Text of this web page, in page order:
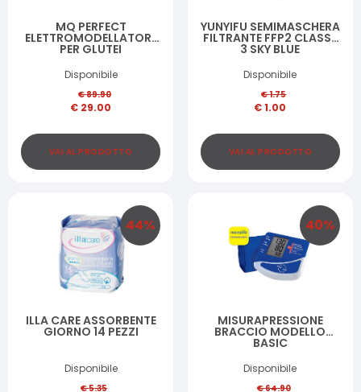
MQ PERFECT
ELETTROMODELLATORE
PER GLUTEI
Disponibile
€89.90
€ 29.00
VAI AL PRODOTTO
YUNYIFU SEMIMASCHERA
FILTRANTE FFP2 CLASSE
3 SKY BLUE
Disponibile
€1.75
€1.00
VAI AL PRODOTTO
44%
ILLA CARE ASSORBENTE
GIORNO 14 PEZZI
Disponibile
€5.35
40%
MISURAPRESSIONE
BRACCIO MODELLO
BASIC
Disponibile
€64.90